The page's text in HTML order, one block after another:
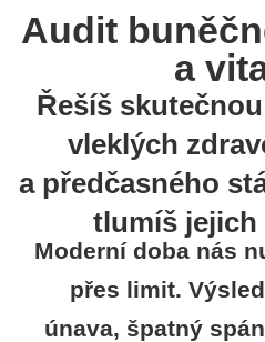
Audit
a
Řešíš skutečnou
vleklých
a předčasného
tlumíš jejich
Moderní doba nás
přes limit.
únava, špatný